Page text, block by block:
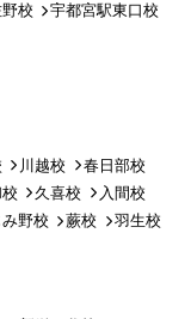
校 宇都宮駅東口校
川越校
春日部校
久喜校
入間校
野校 蕨校
羽生校